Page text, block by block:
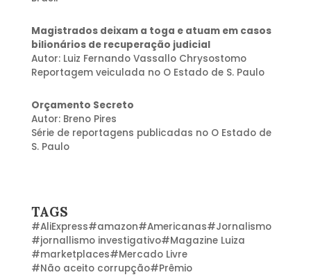
Magistrados deixam a toga e atuam em casos
bilionários de recuperação judicial
Autor: Luiz Fernando Vassallo Chrysostomo
Reportagem veiculada no O Estado de S. Paulo
Orçamento Secreto
Autor: Breno Pires
Série de reportagens publicadas no O Estado de
S. Paulo
TAGS
#AliExpress#amazon#Americanas#Jornalismo
#jornallismo investigativo#Magazine Luiza
#marketplaces#Mercado Livre
#Não aceito corrupção#Prêmio